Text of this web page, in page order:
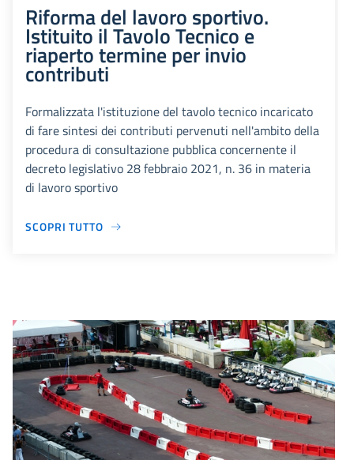
Riforma del lavoro sportivo.
Istituito il Tavolo Tecnico e
riaperto termine per invio
contributi
Formalizzata l'istituzione del tavolo tecnico incaricato
di fare sintesi dei contributi pervenuti nell'ambito della
procedura di consultazione pubblica concernente il
decreto legislativo 28 febbraio 2021, n. 36 in materia
di lavoro sportivo
SCOPRI TUTTO